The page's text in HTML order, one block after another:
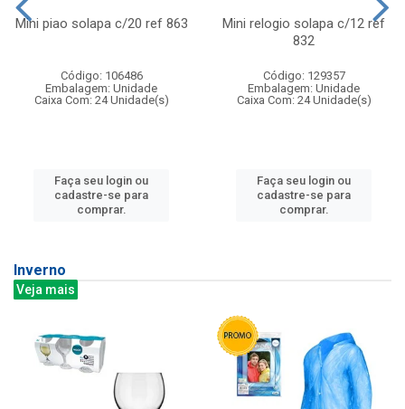
Mini piao solapa c/20 ref 863
Código: 106486
Embalagem: Unidade
Caixa Com: 24 Unidade(s)
Faça seu login ou
cadastre-se para
comprar.
Mini relogio solapa c/12 ref
832
Código: 129357
Embalagem: Unidade
Caixa Com: 24 Unidade(s)
Faça seu login ou
cadastre-se para
comprar.
Inverno
Veja mais